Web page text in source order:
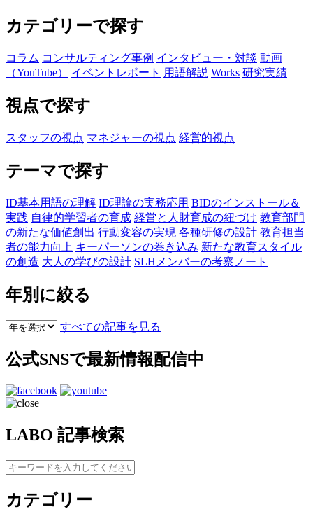
カテゴリーで探す
コラム コンサルティング事例 インタビュー・対談 動画
（YouTube）
イベントレポート 用語解説 Works 研究実績
視点で探す
スタッフの視点 マネジャーの視点 経営的視点
テーマで探す
ID基本用語の理解 ID理論の実務応用 BIDのインストール＆
実践 自律的学習者の育成 経営と人財育成の紐づけ 教育部門
の新たな価値創出 行動変容の実現 各種研修の設計 教育担当
者の能力向上 キーパーソンの巻き込み 新たな教育スタイル
の創造 大人の学びの設計 SLHメンバーの考察ノート
年別に絞る
すべての記事を見る
公式SNSで最新情報配信中
LABO 記事検索
カテゴリー